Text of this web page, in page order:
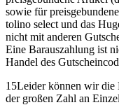
sowie für
tolino select und das
nicht mit anderen
Eine Barauszahlung ist
Handel des
15Leider können wir die
der großen Zahl an